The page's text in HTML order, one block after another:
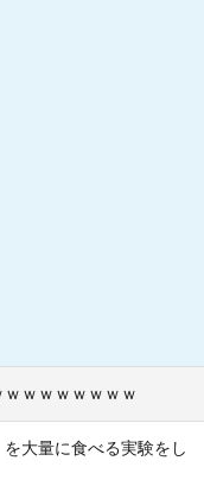
ｗｗｗｗｗｗｗｗ
大量に食べる実験をし